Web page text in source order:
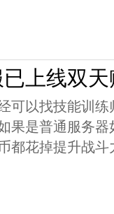
上线双
可以找技能训
果是普通服务
都花掉提升战